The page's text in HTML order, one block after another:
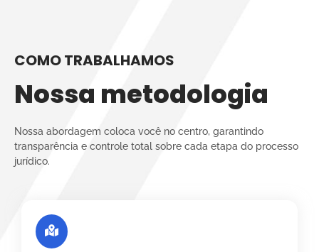
COMO TRABALHAMOS
Nossa metodologia
Nossa abordagem coloca você no centro, garantindo
transparência e controle total sobre cada etapa do processo
jurídico.